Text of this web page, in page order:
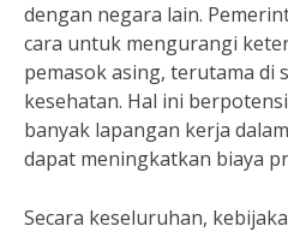
dengan negara lain.
cara untuk mengurangi
pemasok asing, terutama di
kesehatan. Hal ini
banyak lapangan kerja
dapat meningkatkan biaya
Secara keseluruhan,